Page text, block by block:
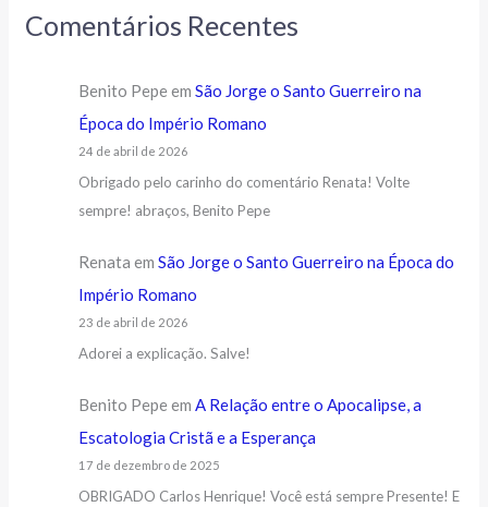
Comentários Recentes
Benito Pepe em São Jorge o Santo Guerreiro na
Época do Império Romano
24 de abril de 2026
Obrigado pelo carinho do comentário Renata! Volte
sempre! abraços, Benito Pepe
Renata em São Jorge o Santo Guerreiro na Época do
Império Romano
23 de abril de 2026
Adorei a explicação. Salve!
Benito Pepe em A Relação entre o Apocalipse, a
Escatologia Cristã e a Esperança
17 de dezembro de 2025
OBRIGADO Carlos Henrique! Você está sempre Presente! E